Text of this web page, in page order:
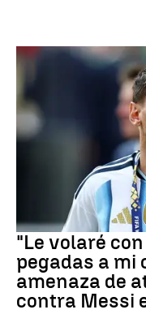
Mundial 2026
"Le volaré
pegadas a mi
amenaza de
contra Messi